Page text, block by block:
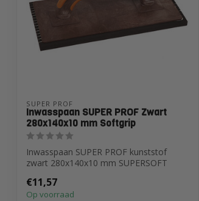
SUPER PROF
Inwasspaan SUPER PROF Zwart
280x140x10 mm Softgrip
Inwasspaan SUPER PROF kunststof
zwart 280x140x10 mm SUPERSOFT
€11,57
Op voorraad